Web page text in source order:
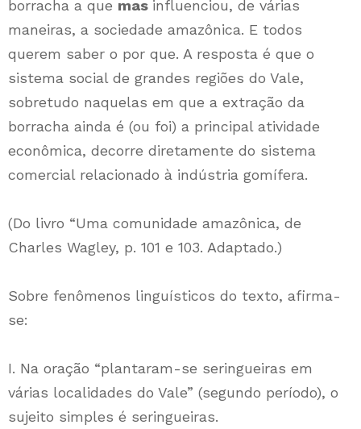
borracha a que mas influenciou, de várias
maneiras, a sociedade amazônica. E todos
querem saber o por que. A resposta é que o
sistema social de grandes regiões do Vale,
sobretudo naquelas em que a extração da
borracha ainda é (ou foi) a principal atividade
econômica, decorre diretamente do sistema
comercial relacionado à indústria gomífera.
(Do livro “Uma comunidade amazônica, de
Charles Wagley, p. 101 e 103. Adaptado.)
Sobre fenômenos linguísticos do texto, afirma-
se:
I. Na oração “plantaram-se seringueiras em
várias localidades do Vale” (segundo período), o
sujeito simples é seringueiras.